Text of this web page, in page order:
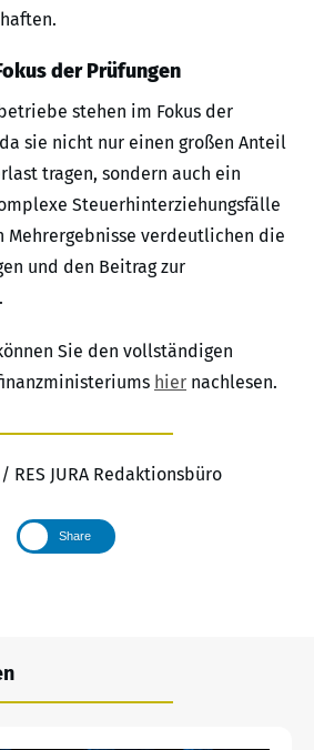
der Prüfungen
stehen im Fokus der
sie nicht nur einen großen Anteil
tragen, sondern auch ein
Steuerhinterziehungsfälle
Mehrergebnisse verdeutlichen die
und den Beitrag zur
Sie den vollständigen
hier nachlesen.
RES JURA Redaktionsbüro
Share